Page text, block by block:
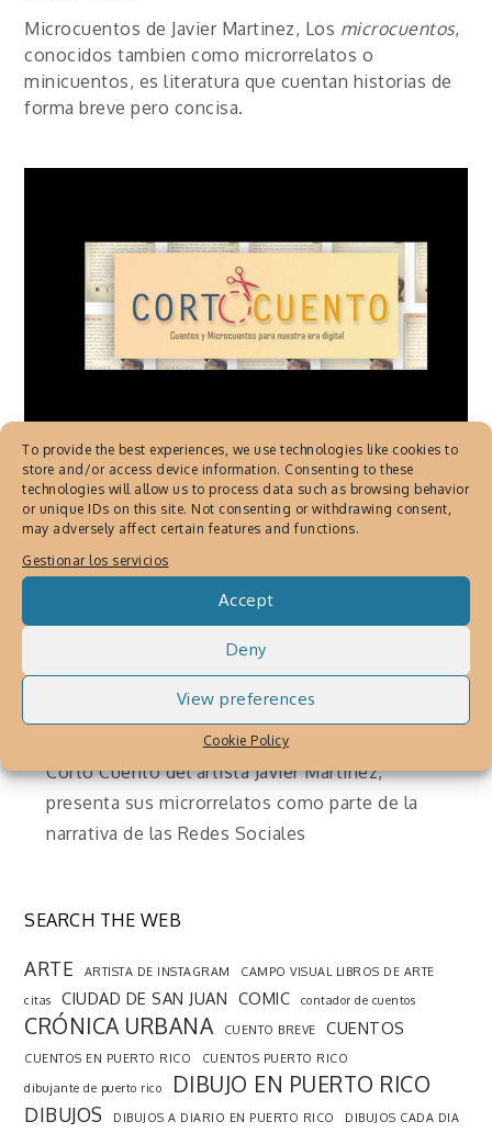
To provide the best experiences, we use technologies like cookies to
store and/or access device information. Consenting to these
technologies will allow us to process data such as browsing behavior
or unique IDs on this site. Not consenting or withdrawing consent,
may adversely affect certain features and functions.
Gestionar los servicios
Accept
Deny
View preferences
Cookie Policy
Microcuentos de Javier Martinez, Los microcuentos,
conocidos tambien como microrrelatos o
minicuentos, es literatura que cuentan historias de
forma breve pero concisa.
CUENTOS,CUENTOS CORTOS DE JAVIER
MARTINEZ,LITERATURA,LITERATURE,
MICROCUENTOS,MICROCUENTOS DE
STORIES,RELATOS CORTOS,SHORT
Corto Cuento de Javier
Martinez, Narrativa para
Redes Sociales
Julio 30, 2019 ByCronica Urbana
Corto Cuento del artista Javier Martinez,
presenta sus microrrelatos como parte de la
narrativa de las Redes Sociales
SEARCH THE WEB
ARTE ARTISTA DE INSTAGRAM
CAMPO VISUAL LIBROS DE ARTE
citas
CIUDAD DE SAN JUAN COMIC contador de cuentos
CRÓNICA URBANA CUENTO BREVE CUENTOS
CUENTOS EN PUERTO RICO
CUENTOS PUERTO RICO
dibujante de puerto rico
DIBUJO EN PUERTO RICO
DIBUJOS DIBUJOS A DIARIO EN PUERTO RICO
DIBUJOS CADA DIA